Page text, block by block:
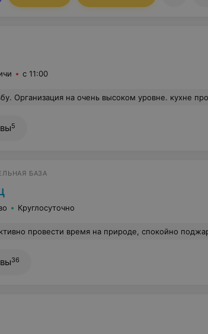
с 11:00
просто супер. Само кафе действительно высокого уровня, кожаные диваны, мраморные полы, всё новенькое.Но самое главное что порадовало больше всего это адекватная цена на
5
БАЗА
Круглосуточно
на конкретную дату, ответ был положительный и убедительный т.к. дата была не забронирована. Мы предложили внести предоплату и заключить договор. Милым многообещающим голоском Жанна Леоновна уверила нас, что все будет хорошо, все так как договорились, никаких договоров не нужно. Результат-в апреле звонок от той же Жанна Леоновны с предложением перенести дату свадьбы. Спасибо что что в апреле предложили перенести свадьбу, а не в июне или июле. Администрация СОБ "Олимпиец" наверно не в курсе, что с выбором даты бракосочетания оформляются договора с ведущим, фотосъемкой, фотографом и вносится предоплата. Можно расторгать договоры и вносить предоплату до тех
36